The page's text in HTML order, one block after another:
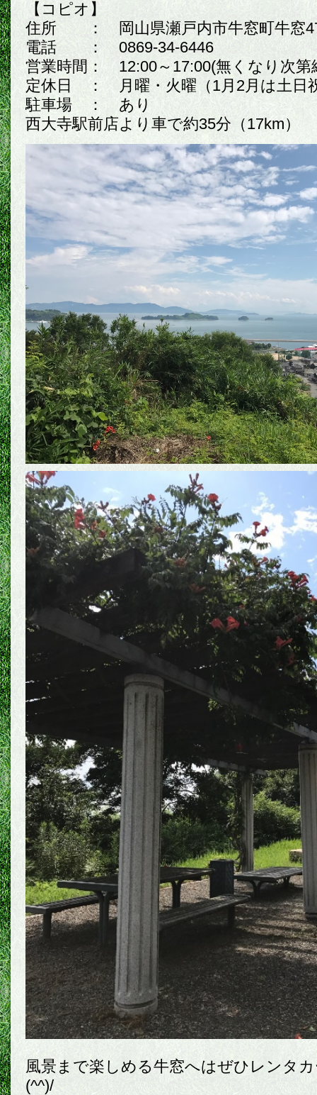
【コピオ】
住所 ： 岡山県瀬戸内市牛窓町牛窓
電話 ： 0869-34-6446
営業時間： 12:00～17:00(無くなり次第
定休日 ： 月曜・火曜（1月2月は土日
駐車場 ： あり
西大寺駅前店より車で約35分（17km）
風景まで楽しめる牛窓へはぜひレンタ
(^^)/